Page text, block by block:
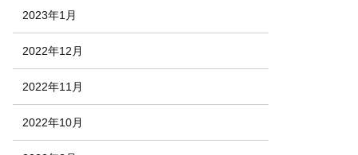
2023年1月
2022年12月
2022年11月
2022年10月